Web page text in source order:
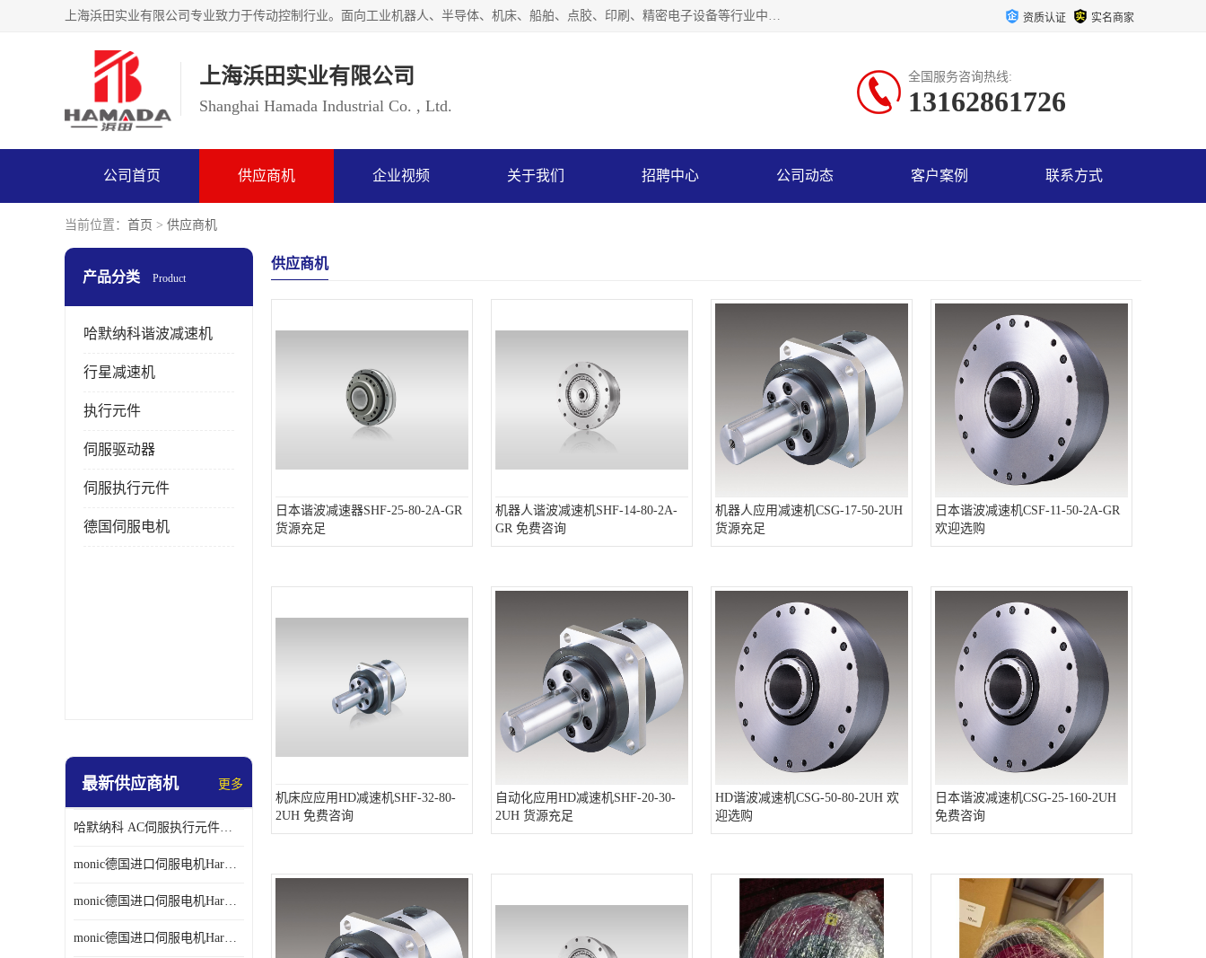
上海浜田实业有限公司专业致力于传动控制行业。面向工业机器人、半导体、机床、船舶、点胶、印刷、精密电子设备等行业中的运动控制技术。为日本哈默纳科（HarmonicDrive简称HD）中国地区定代理商，其生产的HarmonicDrive谐波减速机，具有轻量、小型、传动效率高、减速范围广、精度高等特点，被广泛应用于各种传动系统中。完善的技术，完善的售后，让您的选择无后顾之忧，欢迎您的来电洽谈！ 资质认证 实名商家
上海浜田实业有限公司
Shanghai Hamada Industrial Co. , Ltd.
全国服务咨询热线:
13162861726
公司首页 供应商机 企业视频 关于我们 招聘中心 公司动态 客户案例 联系方式
当前位置： 首页 > 供应商机
产品分类 Product
哈默纳科谐波减速机
行星减速机
执行元件
伺服驱动器
伺服执行元件
德国伺服电机
最新供应商机 更多
哈默纳科 AC伺服执行元件扁平型SHA系列 议价
monic德国进口伺服电机Har中国总代理单价
monic德国进口伺服电机Har中国总代理代理
monic德国进口伺服电机Har中国总代理公司
供应商机
日本谐波减速器SHF-25-80-2A-GR
货源充足
机器人谐波减速机SHF-14-80-2A-
GR 免费咨询
机器人应用减速机CSG-17-50-2UH
货源充足
日本谐波减速机CSF-11-50-2A-GR
欢迎选购
机床应应用HD减速机SHF-32-80-
2UH 免费咨询
自动化应用HD减速机SHF-20-30-
2UH 货源充足
HD谐波减速机CSG-50-80-2UH 欢
迎选购
日本谐波减速机CSG-25-160-2UH
免费咨询